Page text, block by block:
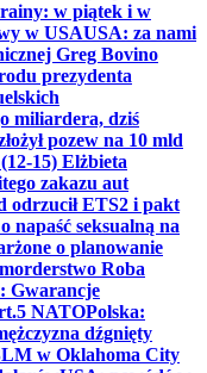
w piątek i w
w USAUSA: za nami
Greg Bovino
prezydenta
miliardera, dziś
pozew na 10 mld
15) Elżbieta
zakazu aut
odrzucił ETS2 i pakt
napaść seksualną na
o planowanie
Roba
Gwarancje
NATOPolska:
dźgnięty
w Oklahoma City